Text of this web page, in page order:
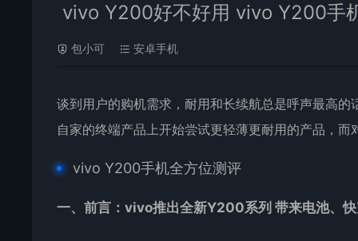
vivo Y200好不好用 vivo Y200手
包小可 安卓手机
谈到用户的购机需求，耐用和长续航总是呼声最高
自家的终端产品上开始尝试更轻薄更耐用的产品，而
vivo Y200手机全方位测评
一、前言：vivo推出全新Y200系列 带来电池、